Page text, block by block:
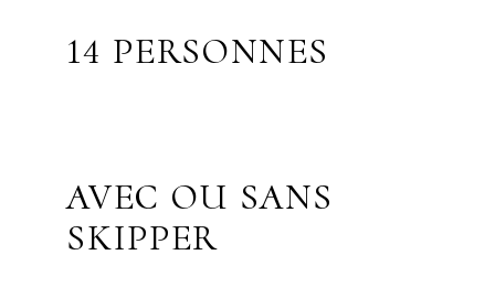
14 PERSONNES
AVEC OU SANS
SKIPPER